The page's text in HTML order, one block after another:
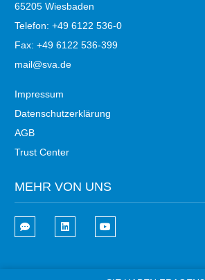
65205 Wiesbaden
Telefon: +49 6122 536-0
Fax: +49 6122 536-399
mail@sva.de
Impressum
Datenschutzerklärung
AGB
Trust Center
MEHR VON UNS